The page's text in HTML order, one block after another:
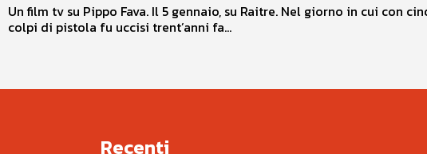
Un film tv su Pippo Fava. Il 5 gennaio, su Raitre. Nel giorno in cui con
colpi di pistola fu uccisi trent’anni fa...
Recenti